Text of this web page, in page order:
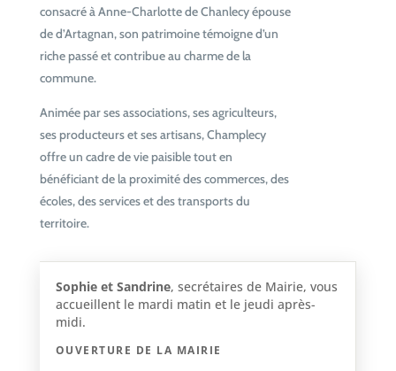
consacré à Anne-Charlotte de Chanlecyépouse
de d’Artagnan,son patrimoine témoigne d’un
riche passé et contribue au charme de la
commune.
Animée par ses associations, ses agriculteurs,
ses producteurs et ses artisans, Champlecy
offre un cadre de vie paisible tout en
bénéficiant de la proximité des commerces, des
écoles, des services et des transports du
territoire.
Sophie et Sandrine, secrétaires de Mairie, vous
accueillent le mardi matin et le jeudi après-
midi.
OUVERTURE DE LA MAIRIE